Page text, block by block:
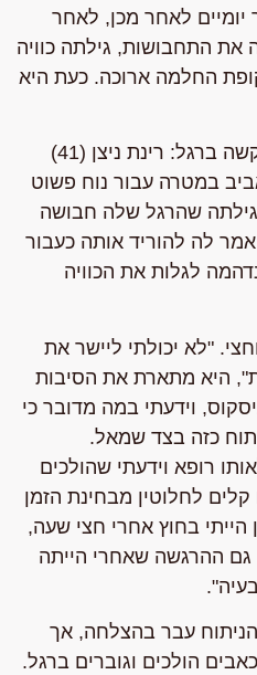
לאחר מכן, לאחר
התחבושות, גילתה כוויה
החלמה ארוכה. כעת היא
הניתוח הפשוט הפך לכוויה קשה ברגל: רינת ניצן (41)
במטרה עבור נוח פשוט
שהרגל שלה חבושה
לה להוריד אותה כעבור
לגלות את הכוויה
"לא יכולתי ליישר את
היא מתארת את הסיבות
וידעתי במה מדובר כי
כזה בצד שמאל.
רופא וידעתי שהולכים
קלים לחלוטין מבחינת הזמן
בחוץ אחרי חצי שעה,
ההרגשה שאחרי הייתה
עבר בהצלחה, אך
הולכים וגוברים ברגל.